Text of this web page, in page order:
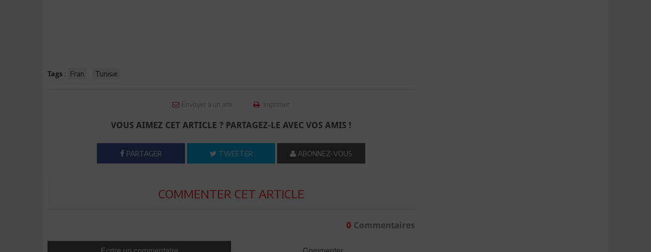
Tags : Fran Tunisie
Envoyer à un ami Imprimer
VOUS AIMEZ CET ARTICLE ? PARTAGEZ-LE AVEC VOS AMIS !
PARTAGER TWEETER ABONNEZ-VOUS
COMMENTER CET ARTICLE
0Commentaires